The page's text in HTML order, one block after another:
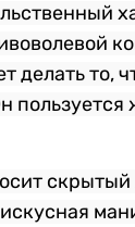
делать то,
пользуется
скрытый